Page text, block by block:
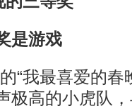
游戏
我最喜爱的春
极高的小虎队